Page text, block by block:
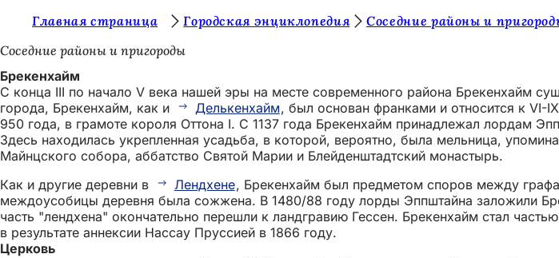
Перейти к содержимому
ы
з
д
е
с
ь
:
Главная страница Городская энциклопедия Соседние районы и
Соседние районы и пригороды
Брекенхайм
С конца III по начало V века нашей эры на месте современного района Брекенхайм
города, Брекенхайм, как и
Делькенхайм, был основан франками и относится к VI-
950 года, в грамоте короля Оттона I. С 1137 года Брекенхайм принадлежал лордам
Здесь находилась укрепленная усадьба, в которой, вероятно, была мельница,
Майнцского собора, аббатство Святой Марии и Блейденштадтский монастырь.
Как и другие деревни в
Лендхене, Брекенхайм был предметом споров между
междоусобицы деревня была сожжена. В 1480/88 году лорды Эппштайна заложили
часть "лендхена" окончательно перешли к ландгравию Гессен. Брекенхайм стал
в результате аннексии Нассау Пруссией в 1866 году.
Церковь